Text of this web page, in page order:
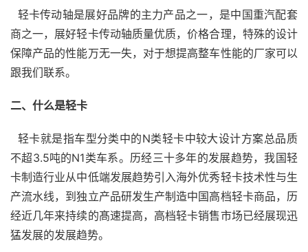
商之一，展好轻卡传动轴质量优质，价格合理，特殊的设计
保障产品的性能万无一失，对于想提高整车性能的厂家可以
跟我们联系。
二、什么是轻卡
不超3.5吨的N1类车系。历经三十多年的发展趋势，我国轻
卡制造行业从中低端发展趋势引入海外优秀轻卡技术性与生
产流水线，到独立产品研发生产制造中国高档轻卡商品，历
经近几年来持续的髙速提高，高档轻卡销售市场已经展现迅
猛发展的发展趋势。